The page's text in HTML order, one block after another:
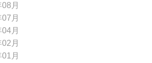
月
月
月
月
月